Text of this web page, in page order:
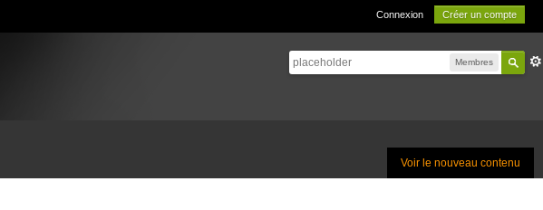
Connexion Créer un compte
Membres
Voir le nouveau contenu